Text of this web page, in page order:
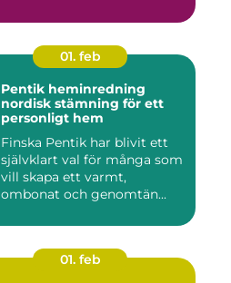
01. feb
Pentik heminredning
nordisk stämning för ett
personligt hem
Finska Pentik har blivit ett
självklart val för många som
vill skapa ett varmt,
ombonat och genomtän...
01. feb